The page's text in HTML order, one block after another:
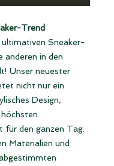
Trend
ultimativen Sneaker-
anderen in den
Unser neuester
nicht nur ein
Design,
den ganzen Tag.
Materialien und